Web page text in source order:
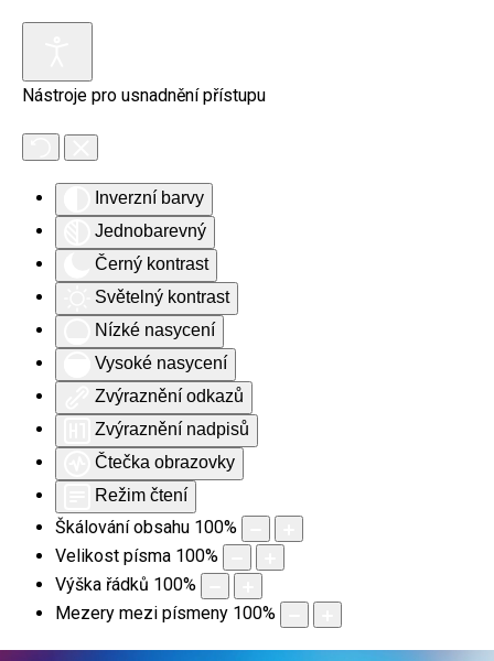
Nástroje pro usnadnění přístupu
Inverzní barvy
Jednobarevný
Černý kontrast
Světelný kontrast
Nízké nasycení
Vysoké nasycení
Zvýraznění odkazů
Zvýraznění nadpisů
Čtečka obrazovky
Režim čtení
Škálování obsahu 100%
Velikost písma 100%
Výška řádků 100%
Mezery mezi písmeny 100%